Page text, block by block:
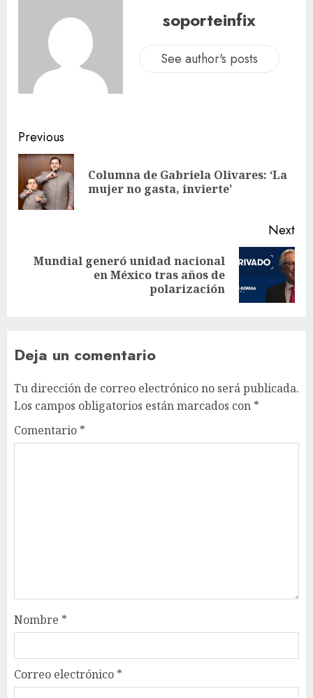
soporteinfix
See author's posts
Previous
Columna de Gabriela Olivares: ‘La
mujer no gasta, invierte’
Next
Mundial generó unidad nacional
en México tras años de
polarización
Deja un comentario
Tu dirección de correo electrónico no será publicada.
Los campos obligatorios están marcados con *
Comentario *
Nombre *
Correo electrónico *